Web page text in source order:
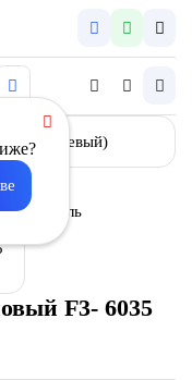
F3- 6035